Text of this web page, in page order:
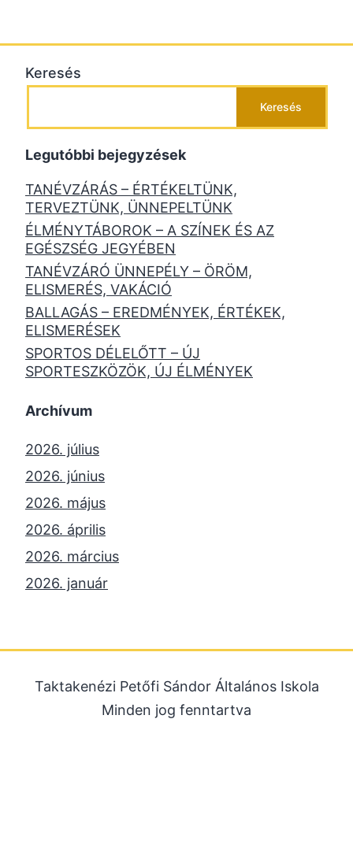
Keresés
Keresés
Legutóbbi bejegyzések
TANÉVZÁRÁS – ÉRTÉKELTÜNK,
TERVEZTÜNK, ÜNNEPELTÜNK
ÉLMÉNYTÁBOROK – A SZÍNEK ÉS AZ
EGÉSZSÉG JEGYÉBEN
TANÉVZÁRÓ ÜNNEPÉLY – ÖRÖM,
ELISMERÉS, VAKÁCIÓ
BALLAGÁS – EREDMÉNYEK, ÉRTÉKEK,
ELISMERÉSEK
SPORTOS DÉLELŐTT – ÚJ
SPORTESZKÖZÖK, ÚJ ÉLMÉNYEK
Archívum
2026. július
2026. június
2026. május
2026. április
2026. március
2026. január
2025. július
2025. június
Taktakenézi Petőfi Sándor Általános Iskola
Minden jog fenntartva